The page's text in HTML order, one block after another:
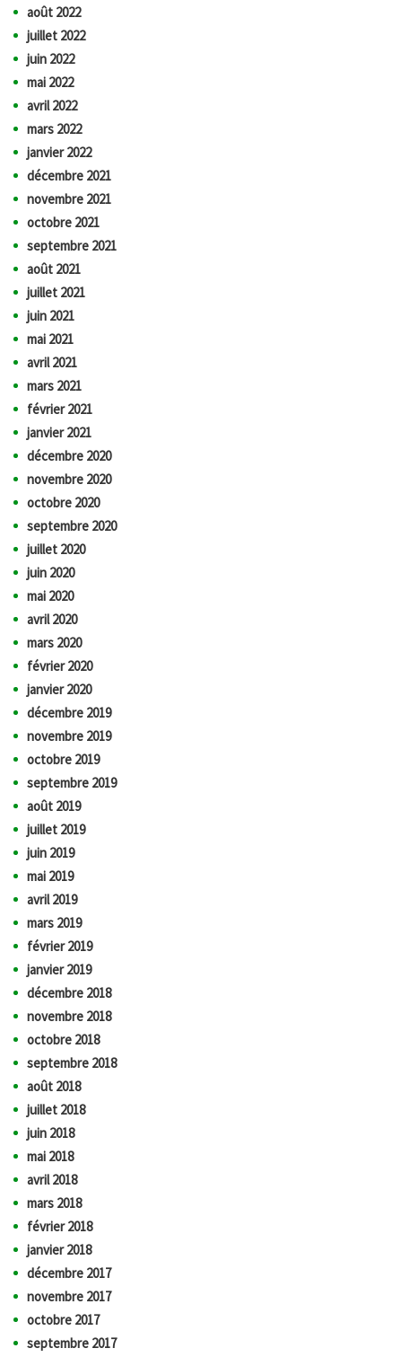
août 2022
juillet 2022
juin 2022
mai 2022
avril 2022
mars 2022
janvier 2022
décembre 2021
novembre 2021
octobre 2021
septembre 2021
août 2021
juillet 2021
juin 2021
mai 2021
avril 2021
mars 2021
février 2021
janvier 2021
décembre 2020
novembre 2020
octobre 2020
septembre 2020
juillet 2020
juin 2020
mai 2020
avril 2020
mars 2020
février 2020
janvier 2020
décembre 2019
novembre 2019
octobre 2019
septembre 2019
août 2019
juillet 2019
juin 2019
mai 2019
avril 2019
mars 2019
février 2019
janvier 2019
décembre 2018
novembre 2018
octobre 2018
septembre 2018
août 2018
juillet 2018
juin 2018
mai 2018
avril 2018
mars 2018
février 2018
janvier 2018
décembre 2017
novembre 2017
octobre 2017
septembre 2017